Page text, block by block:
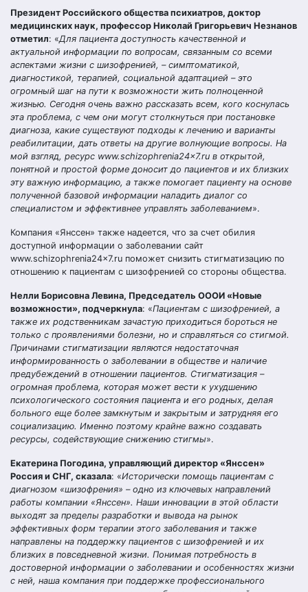
Президент Российского общества психиатров, доктор
медицинских наук, профессор Николай Григорьевич Незнанов
отметил: «Для пациента доступность качественной и
актуальной информации по вопросам, связанным со всеми
аспектами жизни с шизофренией, – симптоматикой,
диагностикой, терапией, социальной адаптацией – это
огромный шаг на пути к возможности жить полноценной
жизнью. Сегодня очень важно рассказать всем, кого коснулась
эта проблема, с чем они могут столкнуться при постановке
диагноза, какие существуют подходы к лечению и варианты
реабилитации, дать ответы на другие волнующие вопросы. На
мой взгляд, ресурс www.schizophrenia24x7.ru в открытой,
понятной и простой форме доносит до пациентов и их близких
эту важную информацию, а также помогает пациенту на основе
полученной базовой информации наладить диалог со
специалистом и эффективнее управлять заболеванием».
Компания «Янссен» также надеется, что за счет обилия
доступной информации о заболевании сайт
www.schizophrenia24x7.ru поможет снизить стигматизацию по
отношению к пациентам с шизофренией со стороны общества.
Нелли Борисовна Левина, Председатель ОООИ «Новые
возможности», подчеркнула: «Пациентам с шизофренией, а
также их родственникам зачастую приходиться бороться не
только с проявлениями болезни, но и справляться со стигмой.
Причинами стигматизации являются недостаточная
информированность о заболевании в обществе и наличие
предубеждений в отношении пациентов. Стигматизация –
огромная проблема, которая может вести к ухудшению
психологического состояния пациента и его родных, делая
больного еще более замкнутым и закрытым и затрудняя его
социализацию. Именно поэтому крайне важно создавать
ресурсы, содействующие снижению стигмы».
Екатерина Погодина, управляющий директор «Янссен»
Россия и СНГ, сказала: «Исторически помощь пациентам с
диагнозом «шизофрения» – одно из ключевых направлений
работы компании «Янссен». Наши инновации в этой области
выходят за пределы разработки и вывода на рынок
эффективных форм терапии этого заболевания и также
направлены на поддержку пациентов с шизофренией и их
близких в повседневной жизни. Понимая потребность в
достоверной информации о заболевании и особенностях жизни
с ней, наша компания при поддержке профессионального